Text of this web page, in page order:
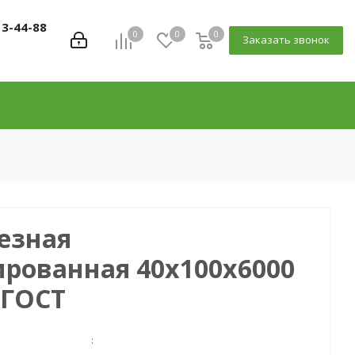
0 0 0
44-88
Заказать звонок
40х100х6000
: